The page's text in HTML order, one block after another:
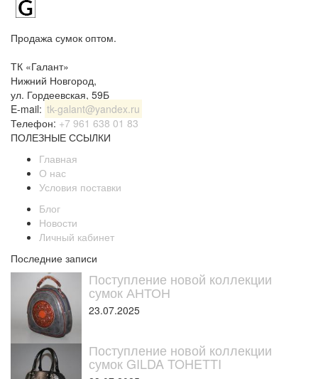
Продажа сумок оптом.
ТК «Галант»
Нижний Новгород,
ул. Гордеевская, 59Б
E-mail: tk-galant@yandex.ru
Телефон: +7 961 638 01 83
ПОЛЕЗНЫЕ ССЫЛКИ
Главная
О нас
Условия поставки
Блог
Новости
Личный кабинет
Последние записи
Поступление новой коллекции
сумок АНТОН
23.07.2025
Поступление новой коллекции
сумок GILDA TOHETTI